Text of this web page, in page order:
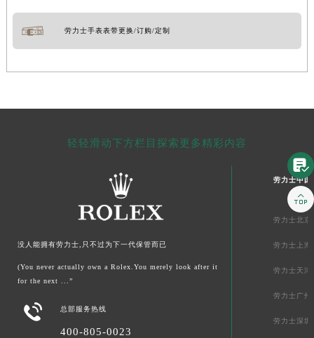
劳力士手表表带更换/订购/定制
轻轻滑动下方栏目探索更多精彩内容
没人能拥有劳力士,只不过为下一代保管而已
(You never actually own a Rolex.You merely look after it
for the next ...”
 总部服务热线
400-805-0023
劳力士中国
劳力士北京
劳力士上海
劳力士天津
劳力士广州
劳力士深圳

